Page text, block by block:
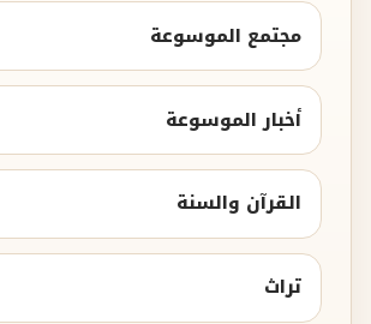
مجتمع الموسوعة
أخبار الموسوعة
القرآن والسنة
تراث